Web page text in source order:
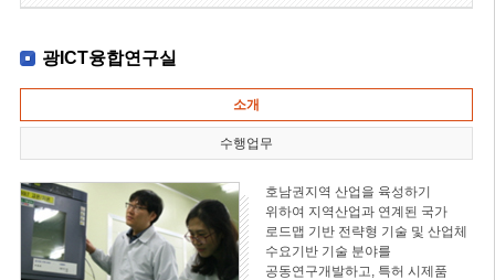
광ICT융합연구실
소개
수행업무
호남권지역 산업을 육성하기
위하여 지역산업과 연계된 국가
로드맵 기반 전략형 기술 및 산업체
수요기반 기술 분야를
공동연구개발하고, 특허 시제품